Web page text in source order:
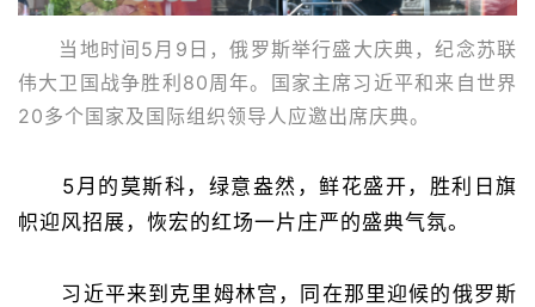
当地时间5月9日，俄罗斯举行盛大庆典，纪念苏联
伟大卫国战争胜利80周年。国家主席习近平和来自世界
20多个国家及国际组织领导人应邀出席庆典。
5月的莫斯科，绿意盎然，鲜花盛开，胜利日旗
帜迎风招展，恢宏的红场一片庄严的盛典气氛。
习近平来到克里姆林宫，同在那里迎候的俄罗斯